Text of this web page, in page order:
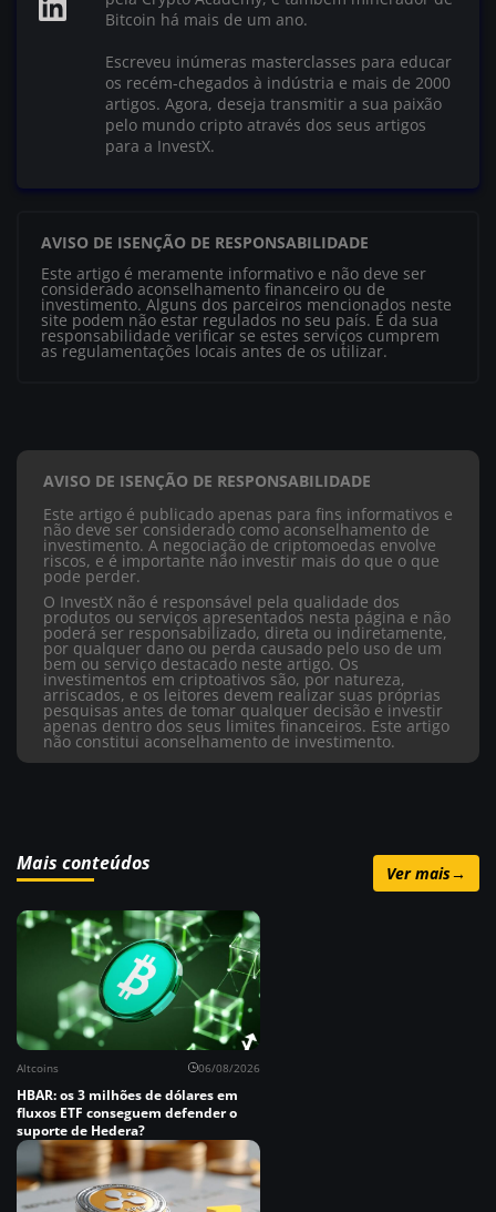
Bitcoin há mais de um ano.
Escreveu inúmeras masterclasses para educar
os recém-chegados à indústria e mais de 2000
artigos. Agora, deseja transmitir a sua paixão
pelo mundo cripto através dos seus artigos
para a InvestX.
AVISO DE ISENÇÃO DE RESPONSABILIDADE
Este artigo é meramente informativo e não deve ser
considerado aconselhamento financeiro ou de
investimento. Alguns dos parceiros mencionados neste
site podem não estar regulados no seu país. É da sua
responsabilidade verificar se estes serviços cumprem
as regulamentações locais antes de os utilizar.
AVISO DE ISENÇÃO DE RESPONSABILIDADE
Este artigo é publicado apenas para fins informativos e
não deve ser considerado como aconselhamento de
investimento. A negociação de criptomoedas envolve
riscos, e é importante não investir mais do que o que
pode perder.
O InvestX não é responsável pela qualidade dos
produtos ou serviços apresentados nesta página e não
poderá ser responsabilizado, direta ou indiretamente,
por qualquer dano ou perda causado pelo uso de um
bem ou serviço destacado neste artigo. Os
investimentos em criptoativos são, por natureza,
arriscados, e os leitores devem realizar suas próprias
pesquisas antes de tomar qualquer decisão e investir
apenas dentro dos seus limites financeiros. Este artigo
não constitui aconselhamento de investimento.
Mais conteúdos Ver mais→
Altcoins 06/08/2026
HBAR: os 3 milhões de dólares em
fluxos ETF conseguem defender o
suporte de Hedera?